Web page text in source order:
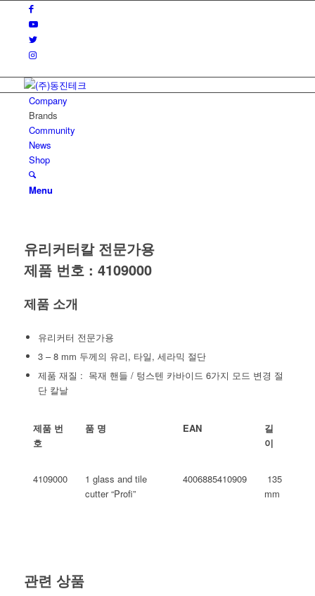
Company
Brands
Community
News
Shop
Menu
유리커터칼 전문가용
제품 번호 : 4109000
제품 소개
유리커터 전문가용
3 – 8 mm 두께의 유리, 타일, 세라믹 절단
제품 재질 : 목재 핸들 / 텅스텐 카바이드 6가지 모드 변경 절
단 칼날
제품 번
호
품 명 EAN
길
이
4109000
1 glass and tile
cutter “Profi”
4006885410909
135
mm
관련 상품